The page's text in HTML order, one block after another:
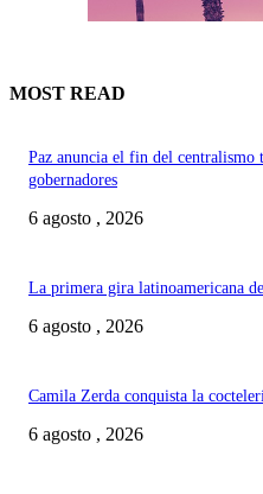
MOST READ
Paz anuncia el fin del
gobernadores
6 agosto , 2026
La primera gira latinoamericana
6 agosto , 2026
Camila Zerda conquista la
6 agosto , 2026